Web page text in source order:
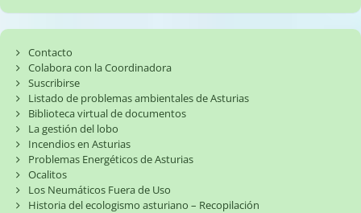
Contacto
Colabora con la Coordinadora
Suscribirse
Listado de problemas ambientales de Asturias
Biblioteca virtual de documentos
La gestión del lobo
Incendios en Asturias
Problemas Energéticos de Asturias
Ocalitos
Los Neumáticos Fuera de Uso
Historia del ecologismo asturiano – Recopilación